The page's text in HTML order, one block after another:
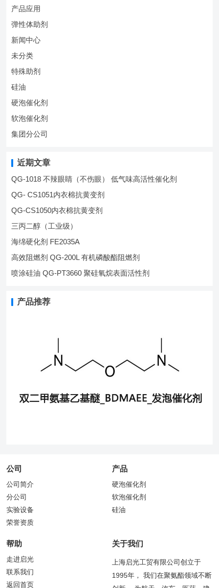
产品应用
弹性体助剂
新闻中心
未分类
特殊助剂
硅油
硬泡催化剂
软泡催化剂
集团分公司
近期文章
QG-1018 不辣眼睛（不伤眼） 低气味高活性催化剂
QG- CS1051内衣棉抗黄变剂
QG-CS1050内衣棉抗黄变剂
三丙二醇（工业级）
海绵硬化剂 FE2035A
高效阻燃剂 QG-200L 有机磷酸酯阻燃剂
喷涂硅油 QG-PT3660 聚硅氧烷表面活性剂
产品推荐
公司
公司简介
分公司
实验设备
荣誉资质
产品
硬泡催化剂
软泡催化剂
硅油
帮助
走进启光
联系我们
返回首页
关于我们
上海启光工贸有限公司创立于
1995年， 我们在聚氨酯领域不断